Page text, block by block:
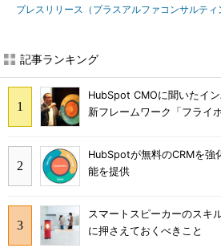
プレスリリース（プラスアルファコンサルティ
記事ランキング
HubSpot CMOに聞いたイ
新フレームワーク「フライ
HubSpotが無料のCRMを強
能を提供
スマートスピーカーのスキ
に押さえておくべきこと